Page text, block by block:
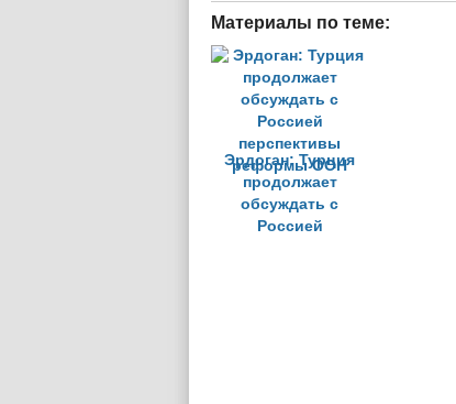
Материалы по теме:
Эрдоган: Турция
продолжает
обсуждать с
Россией